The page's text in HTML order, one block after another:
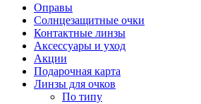
Оправы
Солнцезащитные очки
Контактные линзы
Аксессуары и уход
Акции
Подарочная карта
Линзы для очков
По типу